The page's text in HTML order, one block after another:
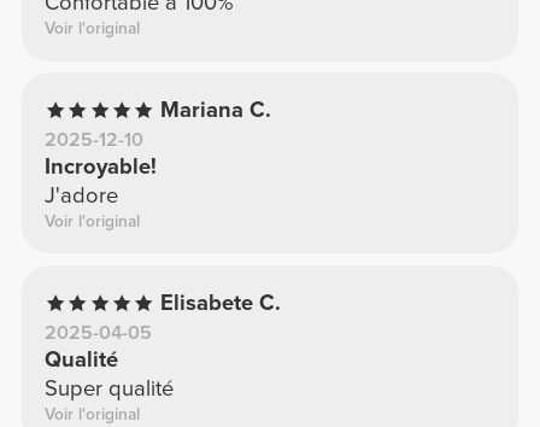
Voir l'original
Mariana C.
2025-12-10
Incroyable!
J'adore
Voir l'original
Elisabete C.
2025-04-05
Qualité
Super qualité
Voir l'original